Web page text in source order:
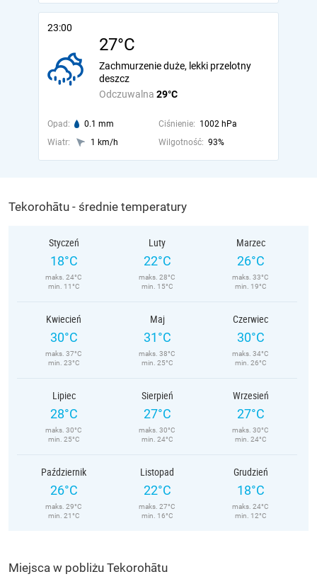
23:00
27°C
Odczuwalna 29°C
Zachmurzenie duże, lekki przelotny
deszcz
Opad: 0.1 mm Ciśnienie: 1002 hPa
Wiatr:
1 km/h Wilgotność: 93%
Tekorohātu - średnie temperatury
Styczeń
18°C
maks. 24°C
min. 11°C
Luty
22°C
maks. 28°C
min. 15°C
Marzec
26°C
maks. 33°C
min. 19°C
Kwiecień
30°C
maks. 37°C
min. 23°C
Maj
31°C
maks. 38°C
min. 25°C
Czerwiec
30°C
maks. 34°C
min. 26°C
Lipiec
28°C
maks. 30°C
min. 25°C
Sierpień
27°C
maks. 30°C
min. 24°C
Wrzesień
27°C
maks. 30°C
min. 24°C
Październik
26°C
maks. 29°C
min. 21°C
Listopad
22°C
maks. 27°C
min. 16°C
Grudzień
18°C
maks. 24°C
min. 12°C
Miejsca w pobliżu Tekorohātu